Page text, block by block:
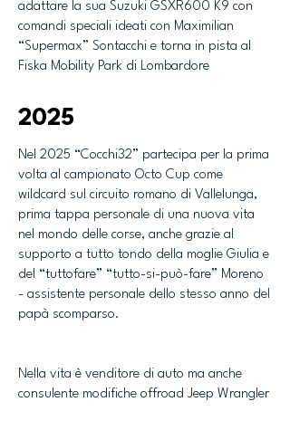
adattare la sua Suzuki GSXR600 K9 con
comandi speciali ideati con Maximilian
“Supermax” Sontacchi e torna in pista al
Fiska Mobility Park di Lombardore
2025
Nel 2025 “Cocchi32” partecipa per la prima
volta al campionato Octo Cup come
wildcard sul circuito romano di Vallelunga,
prima tappa personale di una nuova vita
nel mondo delle corse, anche grazie al
supporto a tutto tondo della moglie Giulia e
del “tuttofare” “tutto-si-può-fare” Moreno
- assistente personale dello stesso anno del
papà scomparso.
Nella vita è venditore di auto ma anche
consulente modifiche offroad Jeep Wrangler